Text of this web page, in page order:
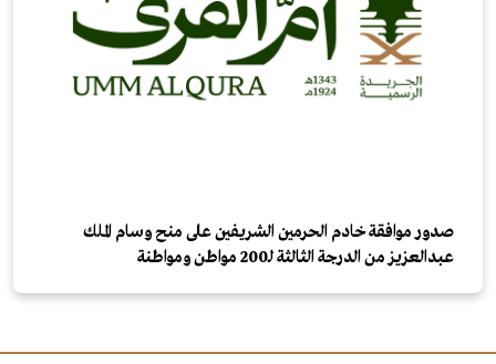
صدور موافقة خادم الحرمين الشريفين على منح وسام الملك
عبدالعزيز من الدرجة الثالثة لـ200 مواطن ومواطنة